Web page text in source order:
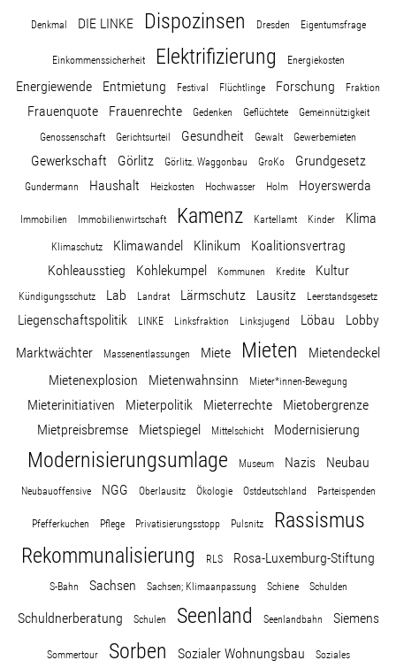
Transparenz
Mediathek
Über mich
Lebenslauf
Wohnopoly
Das Buch
Leseprobe
Pressestimmen
Denkmal DIE LINKE Dispozinsen Dresden Eigentumsfrage
Einkommenssicherheit Elektrifizierung Energiekosten
Energiewende Entmietung Festival Flüchtlinge Forschung Fraktion
Frauenquote Frauenrechte Gedenken Geflüchtete
Gemeinnützigkeit
Genossenschaft
Gerichtsurteil Gesundheit Gewalt Gewerbemieten
Gewerkschaft Görlitz Görlitz. Waggonbau GroKo Grundgesetz
Gundermann Haushalt Heizkosten Hochwasser Holm Hoyerswerda
Immobilien Immobilienwirtschaft Kamenz Kartellamt Kinder Klima
Klimaschutz Klimawandel Klinikum
Koalitionsvertrag
Kohleausstieg
Kohlekumpel Kommunen Kredite Kultur
Kündigungsschutz Lab Landrat Lärmschutz Lausitz Leerstandsgesetz
Liegenschaftspolitik LINKE Linksfraktion Linksjugend Löbau
Lobby
Marktwächter
Massenentlassungen Miete Mieten
Mietendeckel
Mietenexplosion
Mietenwahnsinn Mieter*innen-Bewegung
Mieterinitiativen Mieterpolitik Mieterrechte
Mietobergrenze
Mietpreisbremse
Mietspiegel Mittelschicht Modernisierung
Modernisierungsumlage Museum Nazis Neubau
Neubauoffensive NGG Oberlausitz Ökologie Ostdeutschland Parteispenden
Pfefferkuchen Pflege Privatisierungsstopp Pulsnitz
Rassismus
Rekommunalisierung
RLS Rosa-Luxemburg-Stiftung
S-Bahn Sachsen Sachsen; Klimaanpassung Schiene Schulden
Schuldnerberatung Schulen Seenland Seenlandbahn Siemens
Sommertour Sorben Sozialer Wohnungsbau Soziales